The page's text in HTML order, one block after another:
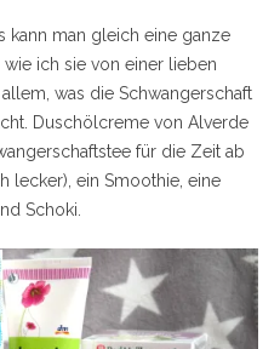
kann man gleich eine ganze
ich sie von einer lieben
was die Schwangerschaft
Duschölcreme von Alverde
für die Zeit ab
lecker), ein Smoothie, eine
Schoki.